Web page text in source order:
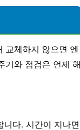
교체하지 않으면 엔
기와 점검은 언제 해
니다. 시간이 지나면